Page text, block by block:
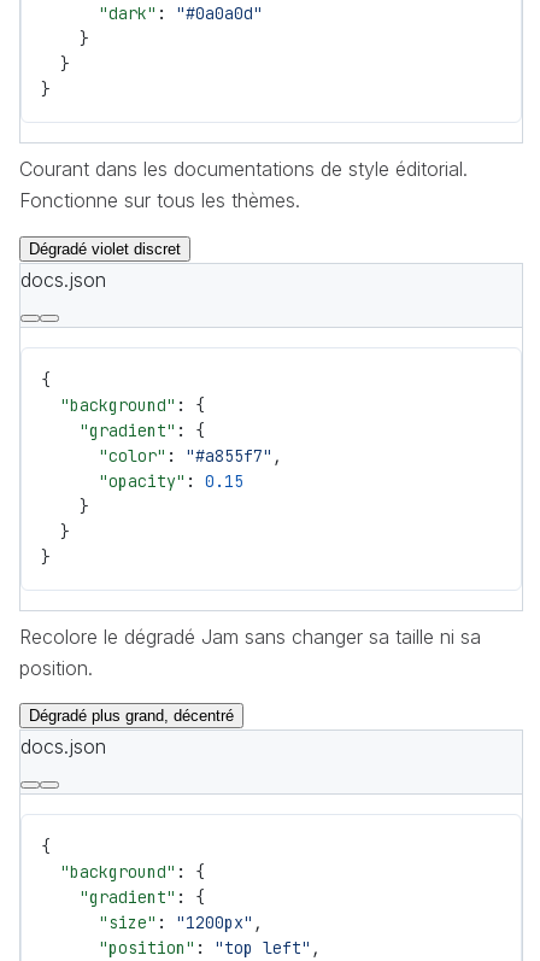
      "dark"
: "#0a0a0d"
    }
  }
}
Courant dans les documentations de style éditorial.
Fonctionne sur tous les thèmes.
Dégradé violet discret
docs.json
{
  "background"
: {
    "gradient"
: {
      "color"
: "#a855f7" ,
      "opacity"
: 0.15
    }
  }
}
Recolore le dégradé Jam sans changer sa taille ni sa
position.
Dégradé plus grand, décentré
docs.json
{
  "background"
: {
    "gradient"
: {
      "size"
: "1200px" ,
      "position"
: "top left" ,